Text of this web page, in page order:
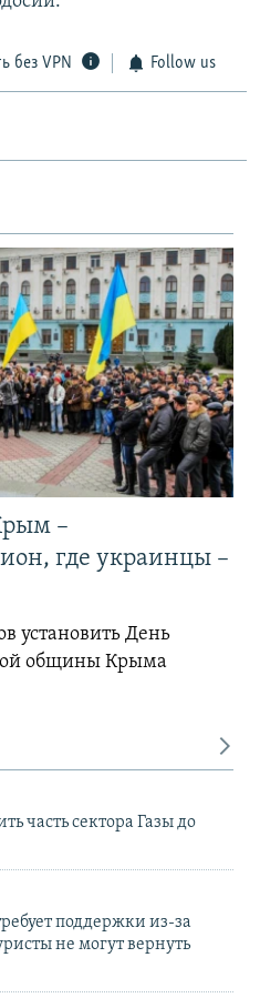
без VPN Follow us
–
где украинцы –
установить День
общины Крыма
часть сектора Газы до
поддержки из-за
не могут вернуть